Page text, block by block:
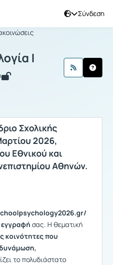
Σύνδεση
Ψυχολογία I
I
Σχολικής
2026,
Εθνικού και
Αθηνών.
εγγραφή σας. Η θεματική
κοινότητες που
το πολυδιάστατο